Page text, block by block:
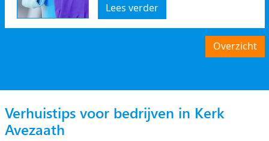
Lees verder
Overzicht
Verhuistips voor bedrijven in Kerk
Avezaath